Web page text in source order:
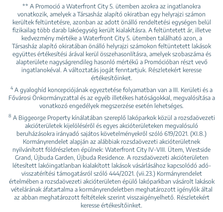
** A Promoció a Waterfront City 5. ütemben azokra az ingatlanokra
vonatkozik, amelyek a Társasház alapító okiratban egy helyrajzi számon
kerültek feltüntetésre, azonban az adott önálló rendeltetési egységen belül
fizikailag több darab lakóegység került kialakításra. A feltüntetett ár, illetve
kedvezmény mértéke a Waterfront City 5. ütemben található azon, a
Társasház alapító okiratában önálló helyrajzi számokon feltüntetett lakások
együttes értékesítési árával kerül összehasonlításra, amelyek szobaszáma és
alapterülete nagyságrendileg hasonló mértékű a Promócióban részt vevő
ingatlanokéval. A változtatás jogát fenntartjuk. Részletekért keresse
értékesítőinket.
4 A gyaloghíd koncepciójának egyeztetése folyamatban van a III. Kerületi és a
Fővárosi Önkormányzattal és az egyéb illetékes hatóságokkal, megvalósítása a
vonatkozó engedélyek megszerzése esetén lehetséges.
8 A Biggeorge Property kínálatában szereplő lakóparkok közül a rozsdaövezeti
akcióterületek kijelöléséről és egyes akcióterületeken megvalósuló
beruházásokra irányadó sajátos követelményekről szóló 619/2021. (XI.8.)
Kormányrendelet alapján az alábbiak rozsdaövezeti akcióterületnek
nyilvánított földrészleten épülnek: Waterfront City IV-VIII. Ütem, Westside
Grand, Újbuda Garden, Újbuda Residence. A rozsdaövezeti akcióterületen
létesített lakóingatlanban kialakított lakások vásárlásához kapcsolódó adó-
visszatérítési támogatásról szóló 444/2021. (vii.23.) Kormányrendelet
értelmében a rozsdaövezeti akcióterületen épülő lakóparkban vásárolt lakások
vételárának áfatartalma a kormányrendeletben meghatározott igénylők által
az abban meghatározott feltételek szerint visszaigényelhető. Részletekért
keresse értékesítőinket.